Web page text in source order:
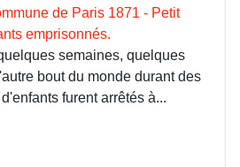
de Paris 1871 - Petit
emprisonnés.
semaines, quelques
bout du monde durant des
furent arrêtés à...